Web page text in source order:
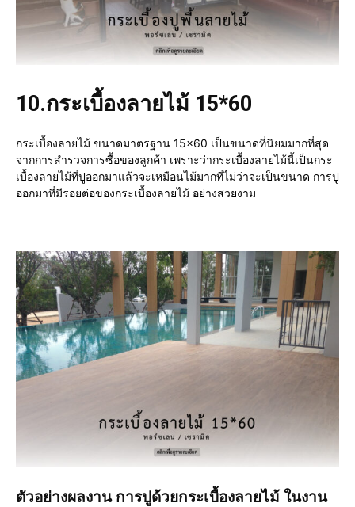
10.กระเบื้องลายไม้ 15*60
กระเบื้องลายไม้ ขนาดมาตรฐาน 15×60 เป็นขนาดที่นิยมมากที่สุด
จากการสำรวจการซื้อของลูกค้า เพราะว่ากระเบื้องลายไม้นี้เป็นกระ
เบื้องลายไม้ที่ปูออกมาแล้วจะเหมือนไม้มากที่ไม่ว่าจะเป็นขนาด การปู
ออกมาที่มีรอยต่อของกระเบื้องลายไม้ อย่างสวยงาม
ตัวอย่างผลงาน การปูด้วยกระเบื้องลายไม้ ในงาน